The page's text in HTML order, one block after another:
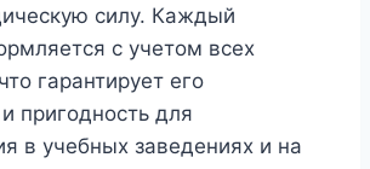
силу. Каждый
с учетом всех
гарантирует его
пригодность для
в учебных заведениях и на